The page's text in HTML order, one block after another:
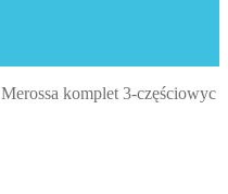
Merossa komplet 3-częściowyc